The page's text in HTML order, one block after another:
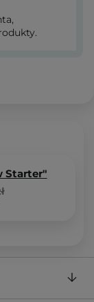
Starter"